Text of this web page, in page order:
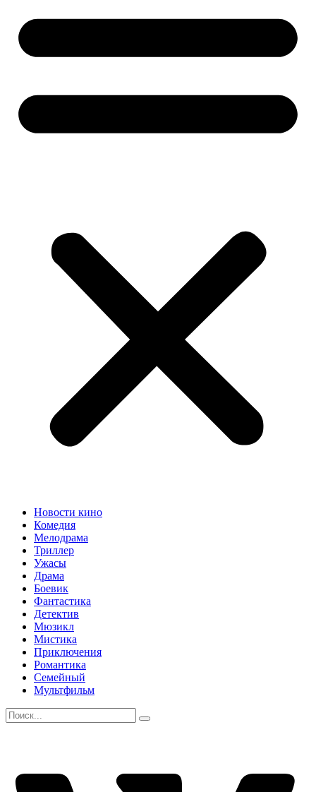
Новости кино
Комедия
Мелодрама
Триллер
Ужасы
Драма
Боевик
Фантастика
Детектив
Мюзикл
Мистика
Приключения
Романтика
Семейный
Мультфильм